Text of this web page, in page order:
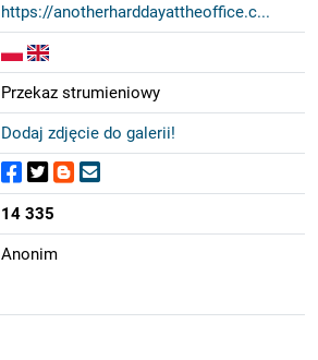
https://anotherharddayattheoffice.c...
Przekaz strumieniowy
Dodaj zdjęcie do galerii!
14 335
Anonim